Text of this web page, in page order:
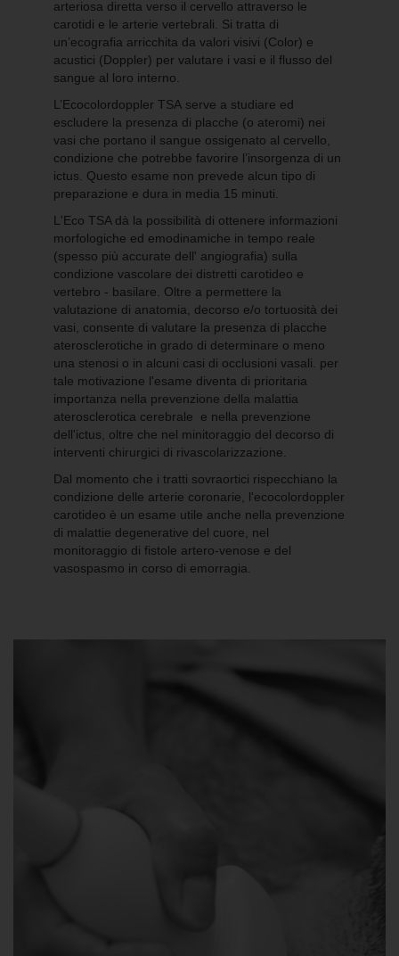
arteriosa diretta verso il cervello attraverso le
carotidi e le arterie vertebrali. Si tratta di
un’ecografia arricchita da valori visivi (Color) e
acustici (Doppler) per valutare i vasi e il flusso del
sangue al loro interno.
L’Ecocolordoppler TSA serve a studiare ed
escludere la presenza di placche (o ateromi) nei
vasi che portano il sangue ossigenato al cervello,
condizione che potrebbe favorire l’insorgenza di un
ictus. Questo esame non prevede alcun tipo di
preparazione e dura in media 15 minuti.
L'Eco TSA dà la possibilità di ottenere informazioni
morfologiche ed emodinamiche in tempo reale
(spesso più accurate dell' angiografia) sulla
condizione vascolare dei distretti carotideo e
vertebro - basilare. Oltre a permettere la
valutazione di anatomia, decorso e/o tortuosità dei
vasi, consente di valutare la presenza di placche
aterosclerotiche in grado di determinare o meno
una stenosi o in alcuni casi di occlusioni vasali. per
tale motivazione l'esame diventa di prioritaria
importanza nella prevenzione della malattia
aterosclerotica cerebrale e nella prevenzione
dell'ictus, oltre che nel minitoraggio del decorso di
interventi chirurgici di rivascolarizzazione.
Dal momento che i tratti sovraortici rispecchiano la
condizione delle arterie coronarie, l'ecocolordoppler
carotideo è un esame utile anche nella prevenzione
di malattie degenerative del cuore, nel
monitoraggio di fistole artero-venose e del
vasospasmo in corso di emorragia.